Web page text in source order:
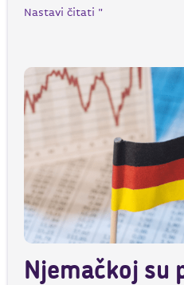
Nastavi čitati "
Njemačkoj su